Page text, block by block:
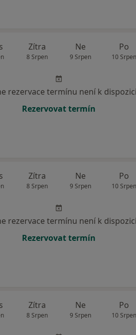
Zítra
8 Srpen
Ne
9 Srpen
Po
10 Srpen
rezervace termínu není k dispozici
Rezervovat termín
Zítra
8 Srpen
Ne
9 Srpen
Po
10 Srpen
rezervace termínu není k dispozici
Rezervovat termín
Zítra
8 Srpen
Ne
9 Srpen
Po
10 Srpen